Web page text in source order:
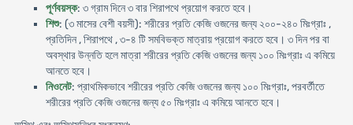
পূর্ণবয়স্ক: ৩ গ্রাম দিনে ৩ বার শিরাপথে প্রয়োগ করতে হবে।
শিশু: (৩ মাসের বেশী বয়সী): শরীরের প্রতি কেজি ওজনের জন্য ২০০-২৪০ মিঃগ্রাঃ ,
প্রতিদিন , শিরাপথে , ৩-৪ টি সমবিভক্ত মাত্রায় প্রয়োগ করতে হবে। ৩ দিন পর বা
অবস্থার উন্নতি হলে মাত্রা শরীরের প্রতি কেজি ওজনের জন্য ১০০ মিঃগ্রাঃ এ কমিয়ে
আনতে হবে।
নিওনেট: প্রাথমিকভাবে শরীরের প্রতি কেজি ওজনের জন্য ১০০ মিঃগ্রাঃ, পরবর্তীতে
শরীরের প্রতি কেজি ওজনের জন্য ৫০ মিঃগ্রাঃ এ কমিয়ে আনতে হবে।